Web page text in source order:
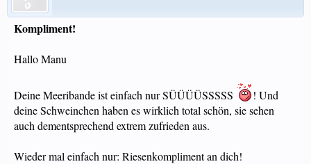
Kompliment!
Hallo Manu
Deine Meeribande ist einfach nur SÜÜÜÜSSSSS
! Und
deine Schweinchen haben es wirklich total schön, sie sehen
auch dementsprechend extrem zufrieden aus.
Wieder mal einfach nur: Riesenkompliment an dich!